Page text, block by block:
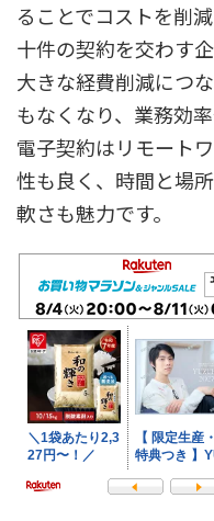
ることでコストを削
十件の契約を交わす
大きな経費削減につ
もなくなり、業務効
電子契約はリモート
性も良く、時間と場
軟さも魅力です。